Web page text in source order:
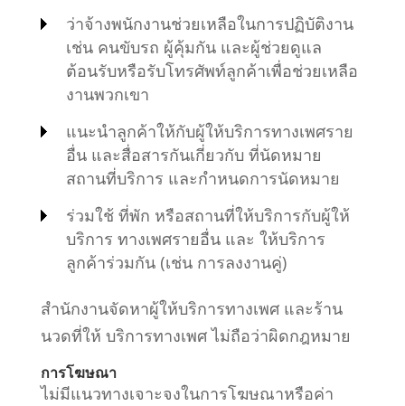
ว่าจ้างพนักงานช่วยเหลือในการปฏิบัติงาน
เช่น คนขับรถ ผู้คุ้มกัน และผู้ช่วยดูแล
ต้อนรับหรือรับโทรศัพท์ลูกค้าเพื่อช่วยเหลือ
งานพวกเขา
แนะนำลูกค้าให้กับผู้ให้บริการทางเพศราย
อื่น และสื่อสารกันเกี่ยวกับ ที่นัดหมาย
สถานที่บริการ และกำหนดการนัดหมาย
ร่วมใช้ ที่พัก หรือสถานที่ให้บริการกับผู้ให้
บริการ ทางเพศรายอื่น และ ให้บริการ
ลูกค้าร่วมกัน (เช่น การลงงานคู่)
สำนักงานจัดหาผู้ให้บริการทางเพศ และร้าน
นวดที่ให้ บริการทางเพศ ไม่ถือว่าผิดกฎหมาย
การโฆษณา
ไม่มีแนวทางเจาะจงในการโฆษณาหรือค่า